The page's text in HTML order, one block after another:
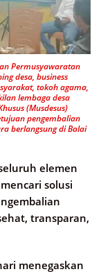
Permusyawaratan
desa, business
tokoh agama,
lembaga desa
(Musdesus)
pengembalian
berlangsung di Balai
elemen
solusi
transparan,
menegaskan